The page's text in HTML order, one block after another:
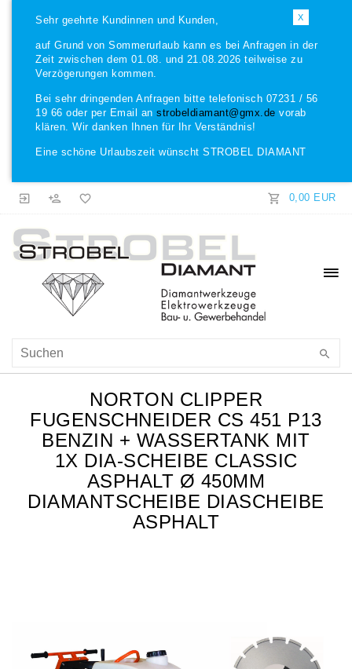
X
Sehr geehrte Kundinnen und Kunden,
auf Grund von Sommerurlaub kann es bei Anfragen in der
Zeit zwischen dem 01.08. und 21.08.2026 teilweise zu
Verzögerungen kommen.
Bei sehr dringenden Anfragen bitte telefonisch 07231 / 56
19 66 oder per Email an strobeldiamant@gmx.de vorab
klären. Wir danken Ihnen für Ihr Verständnis!
Eine schöne Urlaubszeit wünscht STROBEL DIAMANT
0,00 EUR
NORTON CLIPPER
FUGENSCHNEIDER CS 451 P13
BENZIN + WASSERTANK MIT
1X DIA-SCHEIBE CLASSIC
ASPHALT Ø 450MM
DIAMANTSCHEIBE DIASCHEIBE
ASPHALT